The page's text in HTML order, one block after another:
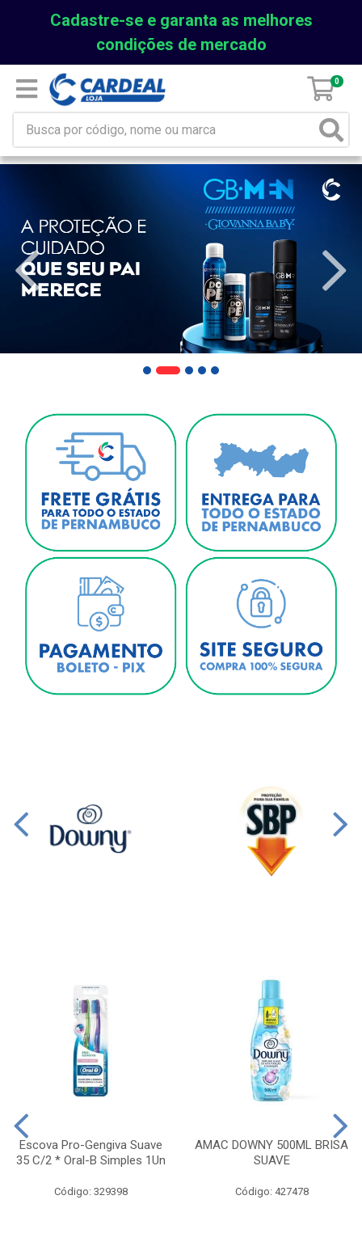
Cadastre-se e garanta as melhores
condições de mercado
0
Escova Pro-Gengiva Suave
35 C/2 * Oral-B Simples 1Un
Código: 329398
AMAC DOWNY 500ML BRISA
SUAVE
Código: 427478